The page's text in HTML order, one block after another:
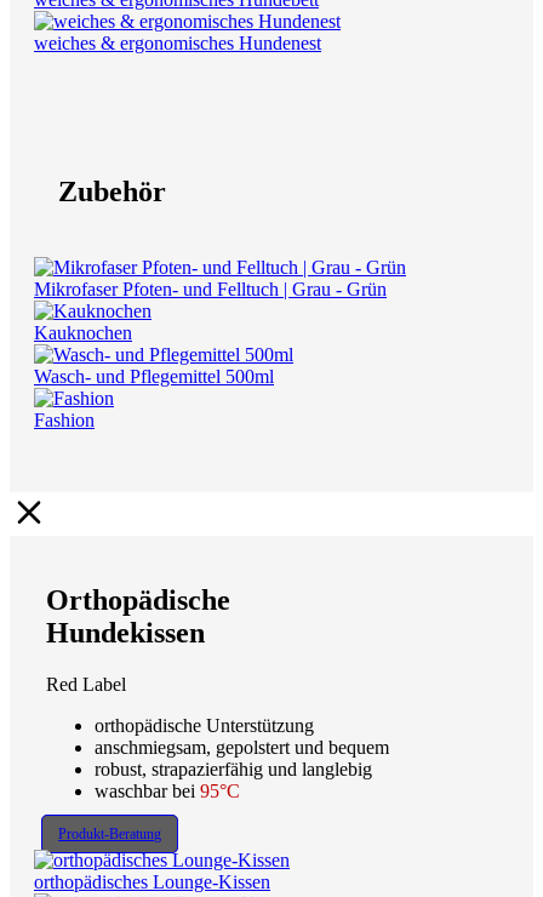
weiches & ergonomisches Hundenest
Zubehör
Mikrofaser Pfoten- und Felltuch | Grau - Grün
Kauknochen
Wasch- und Pflegemittel 500ml
Fashion
Orthopädische
Hundekissen
Red Label
orthopädische Unterstützung
anschmiegsam, gepolstert und bequem
robust, strapazierfähig und langlebig
waschbar bei 95°C
Produkt-Beratung
orthopädisches Lounge-Kissen